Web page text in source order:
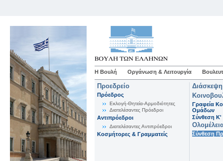
Η Βουλή Οργάνωση & Λειτουργία
Προεδρείο
Πρόεδρος
Εκλογή-Θητεία-Αρμοδιότητες
Διατελέσαντες Πρόεδροι
Αντιπρόεδροι
Διατελέσαντες Αντιπρόεδροι
Κοσμήτορες & Γραμματείς
Γραφεία
Ομάδων
Σύνθεση K'
Σύνθεση